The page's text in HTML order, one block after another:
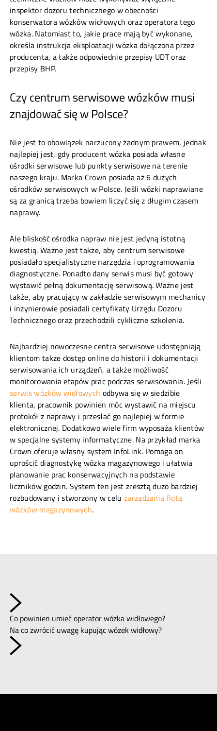
inspektor dozoru technicznego w obecności
konserwatora wózków widłowych oraz operatora tego
wózka. Natomiast to, jakie prace mają być wykonane,
określa instrukcja eksploatacji wózka dołączona przez
producenta, a także odpowiednie przepisy UDT oraz
przepisy BHP.
Czy centrum serwisowe wózków musi
znajdować się w Polsce?
Nie jest to obowiązek narzucony żadnym prawem, jednak
najlepiej jest, gdy producent wózka posiada własne
ośrodki serwisowe lub punkty serwisowe na terenie
naszego kraju. Marka Crown posiada aż 6 dużych
ośrodków serwisowych w Polsce. Jeśli wózki naprawiane
są za granicą trzeba bowiem liczyć się z długim czasem
naprawy.
Ale bliskość ośrodka napraw nie jest jedyną istotną
kwestią. Ważne jest także, aby centrum serwisowe
posiadało specjalistyczne narzędzia i oprogramowania
diagnostyczne. Ponadto dany serwis musi być gotowy
wystawić pełną dokumentację serwisową. Ważne jest
także, aby pracujący w zakładzie serwisowym mechanicy
i inżynierowie posiadali certyfikaty Urzędu Dozoru
Technicznego oraz przechodzili cykliczne szkolenia.
Najbardziej nowoczesne centra serwisowe udostępniają
klientom także dostęp online do historii i dokumentacji
serwisowania ich urządzeń, a także możliwość
monitorowania etapów prac podczas serwisowania. Jeśli
serwis wózków widłowych odbywa się w siedzibie
klienta, pracownik powinien móc wystawić na miejscu
protokół z naprawy i przesłać go najlepiej w formie
elektronicznej. Dodatkowo wiele firm wyposaża klientów
w specjalne systemy informatyczne. Na przykład marka
Crown oferuje własny system InfoLink. Pomaga on
uprościć diagnostykę wózka magazynowego i ułatwia
planowanie prac konserwacyjnych na podstawie
liczników godzin. System ten jest zresztą dużo bardziej
rozbudowany i stworzony w celu zarządzania flotą
wózków magazynowych.
Co powinien umieć operator wózka widłowego?
Na co zwrócić uwagę kupując wózek widłowy?